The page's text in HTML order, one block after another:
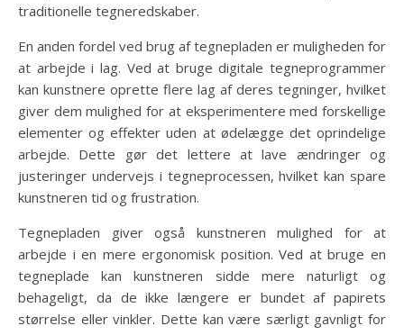
traditionelle tegneredskaber.
En anden fordel ved brug af tegnepladen er muligheden for
at arbejde i lag. Ved at bruge digitale tegneprogrammer
kan kunstnere oprette flere lag af deres tegninger, hvilket
giver dem mulighed for at eksperimentere med forskellige
elementer og effekter uden at ødelægge det oprindelige
arbejde. Dette gør det lettere at lave ændringer og
justeringer undervejs i tegneprocessen, hvilket kan spare
kunstneren tid og frustration.
Tegnepladen giver også kunstneren mulighed for at
arbejde i en mere ergonomisk position. Ved at bruge en
tegneplade kan kunstneren sidde mere naturligt og
behageligt, da de ikke længere er bundet af papirets
størrelse eller vinkler. Dette kan være særligt gavnligt for